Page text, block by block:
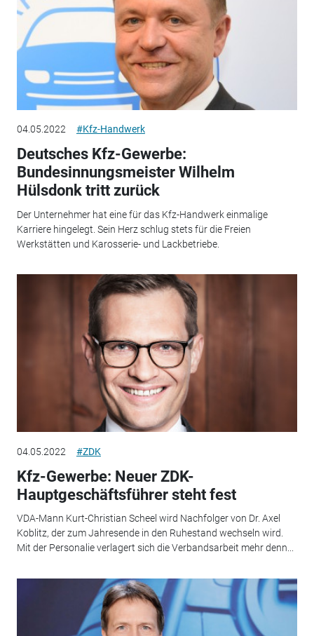
04.05.2022 #Kfz-Handwerk
Deutsches Kfz-Gewerbe:
Bundesinnungsmeister Wilhelm
Hülsdonk tritt zurück
Der Unternehmer hat eine für das Kfz-Handwerk einmalige
Karriere hingelegt. Sein Herz schlug stets für die Freien
Werkstätten und Karosserie- und Lackbetriebe.
04.05.2022 #ZDK
Kfz-Gewerbe: Neuer ZDK-
Hauptgeschäftsführer steht fest
VDA-Mann Kurt-Christian Scheel wird Nachfolger von Dr. Axel
Koblitz, der zum Jahresende in den Ruhestand wechseln wird.
Mit der Personalie verlagert sich die Verbandsarbeit mehr denn...